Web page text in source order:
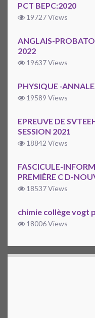
PCT BEPC:2020
19727 Views
ANGLAIS-
2022
19637 Views
PHYSIQUE -
19589 Views
EPREUVE DE
SESSION 2021
18842 Views
FASCICULE-
PREMIÈRE C D-
18537 Views
chimie collège vogt
18006 Views